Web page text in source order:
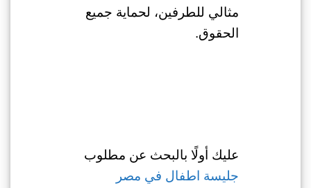
مثالي للطرفين، لحماية جميع
الحقوق.
عليك أولًا بالبحث عن مطلوب
جليسة اطفال في مصر